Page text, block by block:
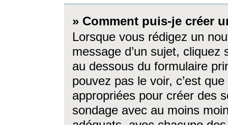
» Comment puis-je créer
Lorsque vous rédigez un
message d’un sujet, cliquez
au dessous du formulaire
pouvez pas le voir, c’est
appropriées pour créer des
sondage avec au moins